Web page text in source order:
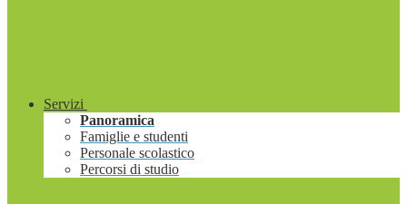
Servizi
Panoramica
Famiglie e studenti
Personale scolastico
Percorsi di studio